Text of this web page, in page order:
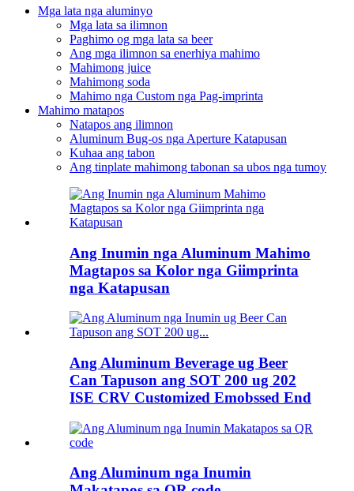
Mga lata nga aluminyo
Mga lata sa ilimnon
Paghimo og mga lata sa beer
Ang mga ilimnon sa enerhiya mahimo
Mahimong juice
Mahimong soda
Mahimo nga Custom nga Pag-imprinta
Mahimo matapos
Natapos ang ilimnon
Aluminum Bug-os nga Aperture Katapusan
Kuhaa ang tabon
Ang tinplate mahimong tabonan sa ubos nga tumoy
Ang Inumin nga Aluminum Mahimo
Magtapos sa Kolor nga Giimprinta
nga Katapusan
Ang Aluminum Beverage ug Beer
Can Tapuson ang SOT 200 ug 202
ISE CRV Customized Emobssed End
Ang Aluminum nga Inumin